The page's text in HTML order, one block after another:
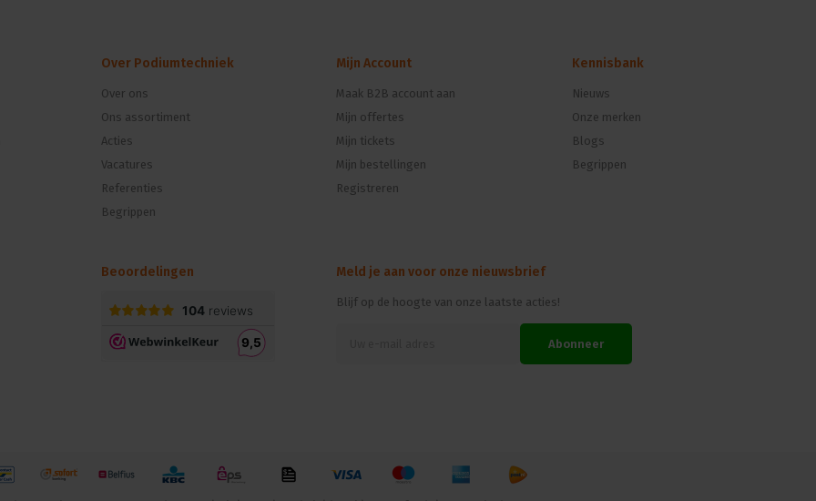
Over Podiumtechniek
Over ons
Ons assortiment
Acties
Vacatures
Referenties
Begrippen
Mijn Account
Maak B2B account aan
Mijn offertes
Mijn tickets
Mijn bestellingen
Registreren
Kennisbank
Nieuws
Onze merken
Blogs
Begrippen
Beoordelingen Meld je aan voor onze nieuwsbrief
Blijf op de hoogte van onze laatste acties!
Abonneer